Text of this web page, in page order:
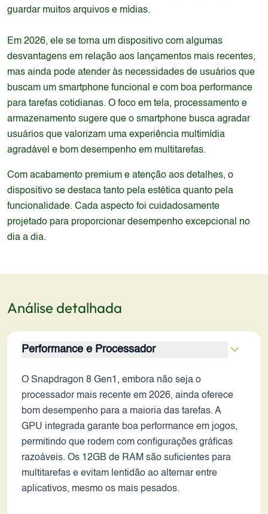
guardar muitos arquivos e mídias.
Em 2026, ele se torna um dispositivo com algumas
desvantagens em relação aos lançamentos mais recentes,
mas ainda pode atender às necessidades de usuários que
buscam um smartphone funcional e com boa performance
para tarefas cotidianas. O foco em tela, processamento e
armazenamento sugere que o smartphone busca agradar
usuários que valorizam uma experiência multimídia
agradável e bom desempenho em multitarefas.
Com acabamento premium e atenção aos detalhes, o
dispositivo se destaca tanto pela estética quanto pela
funcionalidade. Cada aspecto foi cuidadosamente
projetado para proporcionar desempenho excepcional no
dia a dia.
Análise detalhada
Performance e Processador
O Snapdragon 8 Gen1, embora não seja o
processador mais recente em 2026, ainda oferece
bom desempenho para a maioria das tarefas. A
GPU integrada garante boa performance em jogos,
permitindo que rodem com configurações gráficas
razoáveis. Os 12GB de RAM são suficientes para
multitarefas e evitam lentidão ao alternar entre
aplicativos, mesmo os mais pesados.